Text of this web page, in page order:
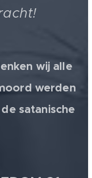
wij alle
werden
satanische